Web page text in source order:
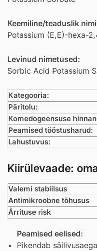
Keemiline/teaduslik
Potassium (E,E)-hexa-
Levinud nimetused:
Sorbic Acid Potassium
Kategooria:
Päritolu:
Komedogeensuse
Peamised tööstusharud:
Lahustuvus:
Kiirülevaade:
Valemi stabiilsus
Antimikroobne tõhusus
Ärrituse risk
Peamised eelised:
Pikendab